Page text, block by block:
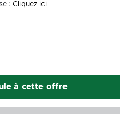
: Cliquez ici
à cette offre